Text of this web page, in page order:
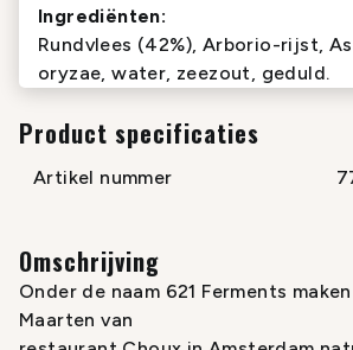
Ingrediënten:
Rundvlees (42%), Arborio-rijst,
oryzae , water, zeezout, geduld.
Product specificaties
Artikel nummer
Omschrijving
Onder de naam 621 Ferments
Maarten van